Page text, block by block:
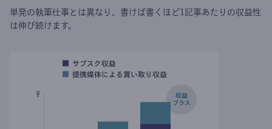
単発の執筆仕事とは異なり、 書けば書くほど1記事あたりの収益性
は伸び続けます。